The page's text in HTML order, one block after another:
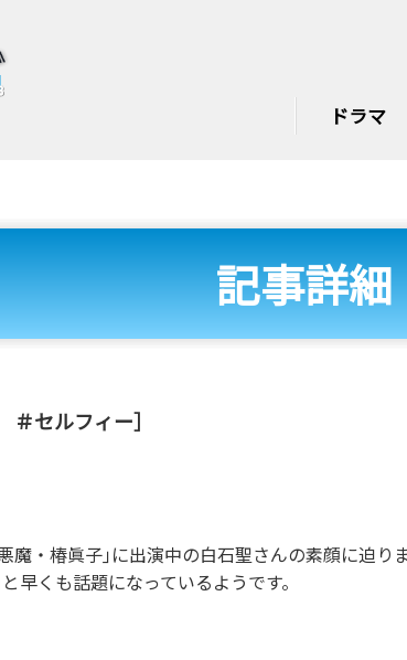
ドラマ
記事詳細
セルフィー］
・椿眞子｣に出演中の白石聖さんの素顔に迫り
早くも話題になっているようです。